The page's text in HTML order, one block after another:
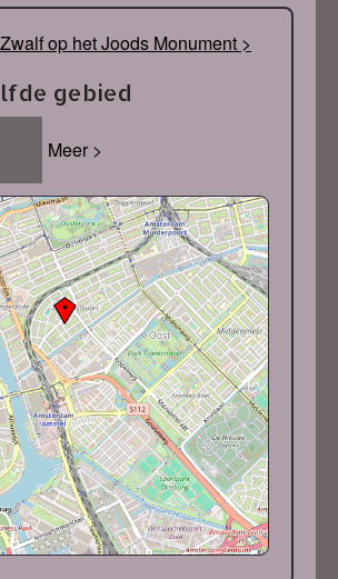
op het Joods Monument >
gebied
Meer >